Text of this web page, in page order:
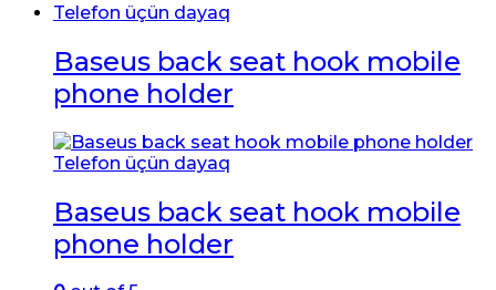
Telefon üçün dayaq
Baseus back seat hook mobile
phone holder
Telefon üçün dayaq
Baseus back seat hook mobile
phone holder